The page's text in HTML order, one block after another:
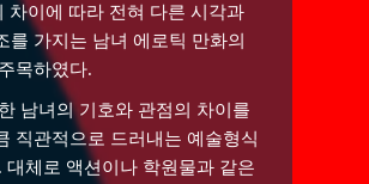
차이에 따라 전혀 다른 시각과
를 가지는 남녀 에로틱 만화의
목하였다.
남녀의 기호와 관점의 차이를
직관적으로 드러내는 예술형식
대체로 액션이나 학원물과 같은